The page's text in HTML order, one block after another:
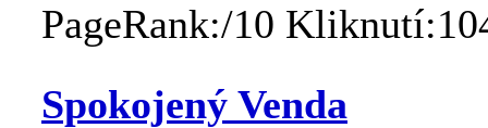
PageRank:/10
Spokojený Venda